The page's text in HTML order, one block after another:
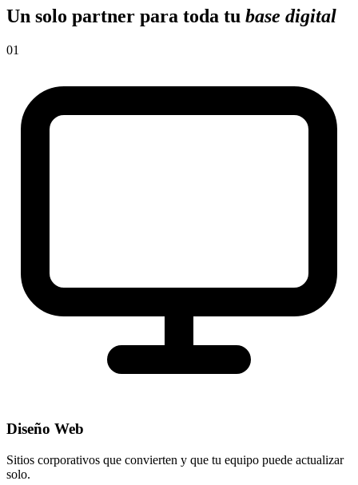
Un solo partner para toda tu base digital
01
Diseño Web
Sitios corporativos que convierten y que tu equipo puede actualizar
solo.